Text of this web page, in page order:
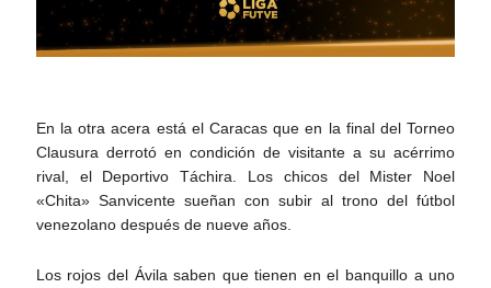
En la otra acera está el Caracas que en la final del Torneo
Clausura derrotó en condición de visitante a su acérrimo
rival, el Deportivo Táchira. Los chicos del Mister Noel
«Chita» Sanvicente sueñan con subir al trono del fútbol
venezolano después de nueve años.
Los rojos del Ávila saben que tienen en el banquillo a uno